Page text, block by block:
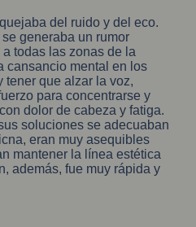
del ruido y del eco.
generaba un rumor
todas las zonas de la
cansancio mental en los
tener que alzar la voz,
para concentrarse y
dolor de cabeza y fatiga.
soluciones se adecuaban
eran muy asequibles
mantener la línea estética
además, fue muy rápida y